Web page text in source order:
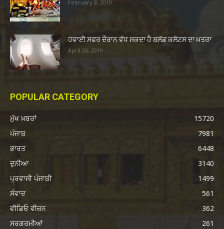
February 8, 2019
ਹਵਾਈ ਸਫਰ ਦੌਰਾਨ ਵੱਧ ਸਕਦਾ ਹੈ ਬਲੱਡ ਕਲੋਟਸ ਦਾ ਖ਼ਤਰਾ
April 26, 2019
POPULAR CATEGORY
ਮੁੱਖ ਖ਼ਬਰਾਂ
15720
ਪੰਜਾਬ
7981
ਭਾਰਤ
6448
ਦੁਨੀਆ
3140
ਪ੍ਰਵਾਸੀ ਪੰਜਾਬੀ
1499
ਸੰਵਾਦ
561
ਵੀਡਿਓ ਵੀਜ਼ਨ
362
ਸਰਗਰਮੀਆਂ
261